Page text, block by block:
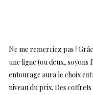
Ne me remerciez pas !
une ligne (ou deux, soyons
entourage aura le choix
niveau du prix. Des